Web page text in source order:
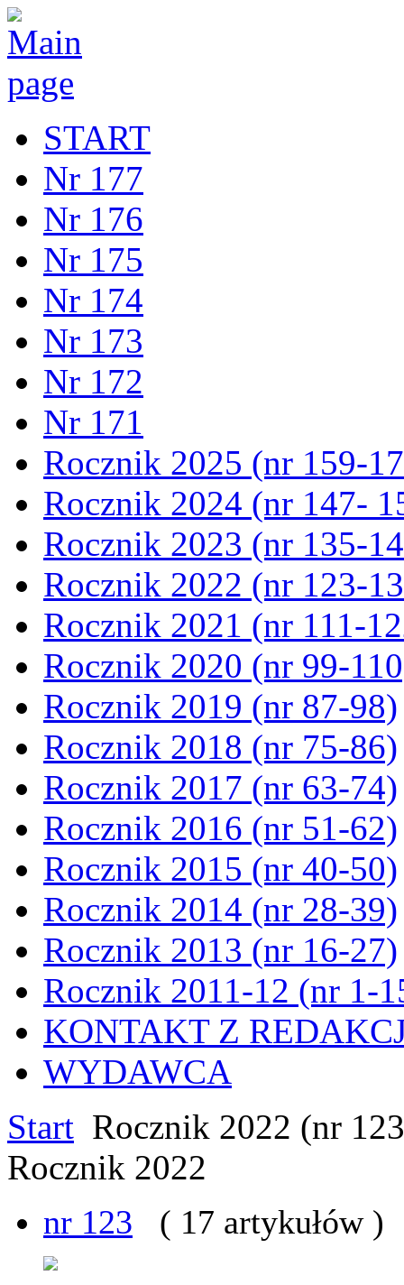
START
Nr 177
Nr 176
Nr 175
Nr 174
Nr 173
Nr 172
Nr 171
Rocznik 2025 (nr 159-
Rocznik 2024 (nr 147-
Rocznik 2023 (nr 135-
Rocznik 2022 (nr 123-
Rocznik 2021 (nr 111-
Rocznik 2020 (nr 99-
Rocznik 2019 (nr 87-98)
Rocznik 2018 (nr 75-86)
Rocznik 2017 (nr 63-74)
Rocznik 2016 (nr 51-62)
Rocznik 2015 (nr 40-50)
Rocznik 2014 (nr 28-39)
Rocznik 2013 (nr 16-27)
Rocznik 2011-12 (nr 1-
KONTAKT Z
WYDAWCA
Start Rocznik 2022 (nr
Rocznik 2022
nr 123 ( 17 artykułów )